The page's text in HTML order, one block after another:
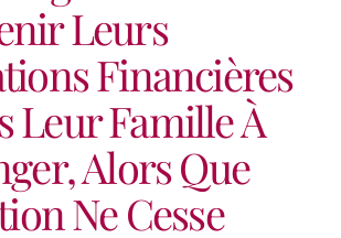
Leurs
Financières
Leur Famille À
Alors Que
Ne Cesse